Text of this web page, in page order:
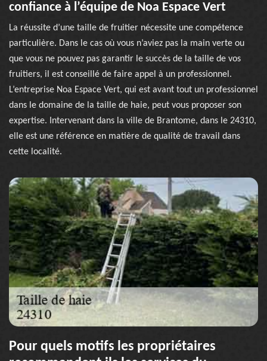
confiance à l’équipe de Noa Espace Vert
La réussite d’une taille de fruitier nécessite une compétence
particulière. Dans le cas où vous n’aviez pas la main verte ou
que vous ne pouvez pas garantir le succès de la taille de vos
fruitiers, il est conseillé de faire appel à un professionnel.
L’entreprise Noa Espace Vert, qui est avant tout un professionnel
dans le domaine de la taille de haie, peut vous proposer son
expertise. Intervenant dans la ville de Brantome, dans le 24310,
elle est une référence en matière de qualité de travail dans
cette localité.
Pour quels motifs les propriétaires